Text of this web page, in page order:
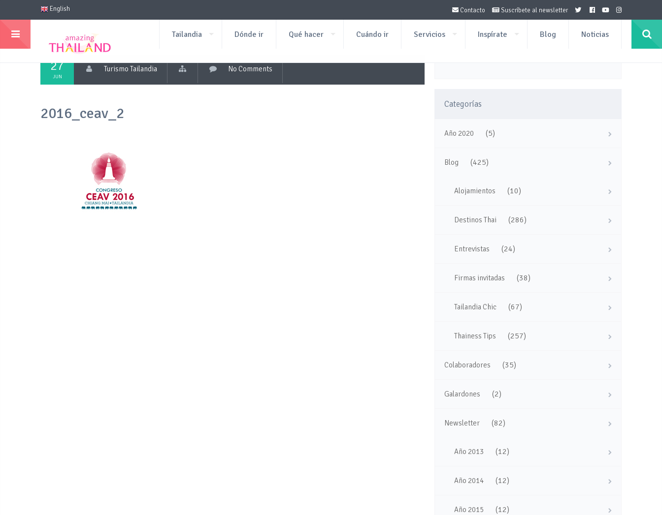
English Contacto Suscríbete al newsletter
Tailandia Dónde ir Qué hacer Cuándo ir Servicios Inspírate Blog Noticias
27
JUN
Turismo Tailandia No Comments
2016_ceav_2
Categorías
Año 2020 (5)
Blog (425)
Alojamientos (10)
Destinos Thai (286)
Entrevistas (24)
Firmas invitadas (38)
Tailandia Chic (67)
Thainess Tips (257)
Colaboradores (35)
Galardones (2)
Newsletter (82)
Año 2013 (12)
Año 2014 (12)
Año 2015 (12)